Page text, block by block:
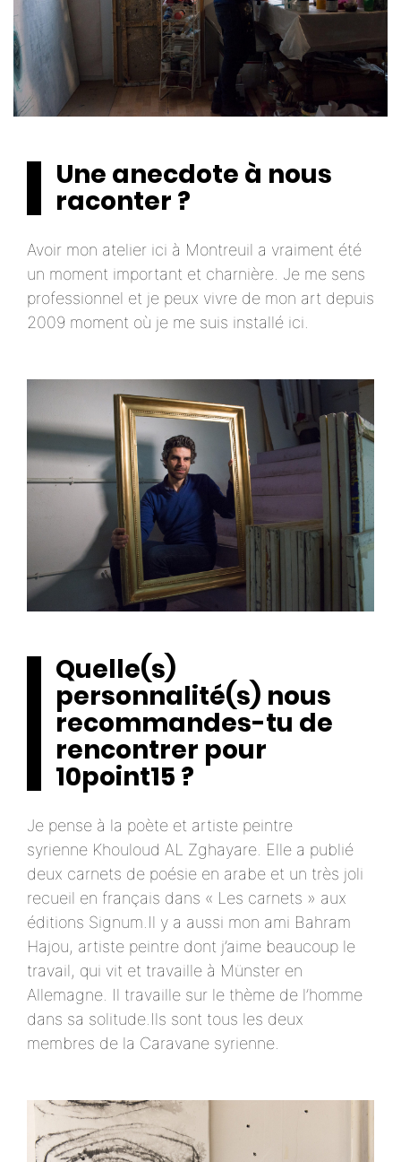
Une anecdote à nous
raconter ?
Avoir mon atelier ici à Montreuil a vraiment été
un moment important et charnière. Je me sens
professionnel et je peux vivre de mon art depuis
2009 moment où je me suis installé ici.
Quelle(s)
personnalité(s) nous
recommandes-tu de
rencontrer pour
10point15 ?
Je pense à la poète et artiste peintre
syrienne Khouloud AL Zghayare. Elle a publié
deux carnets de poésie en arabe et un très joli
recueil en français dans « Les carnets » aux
éditions Signum.Il y a aussi mon ami Bahram
Hajou, artiste peintre dont j’aime beaucoup le
travail, qui vit et travaille à Münster en
Allemagne. Il travaille sur le thème de l’homme
dans sa solitude.Ils sont tous les deux
membres de la Caravane syrienne.